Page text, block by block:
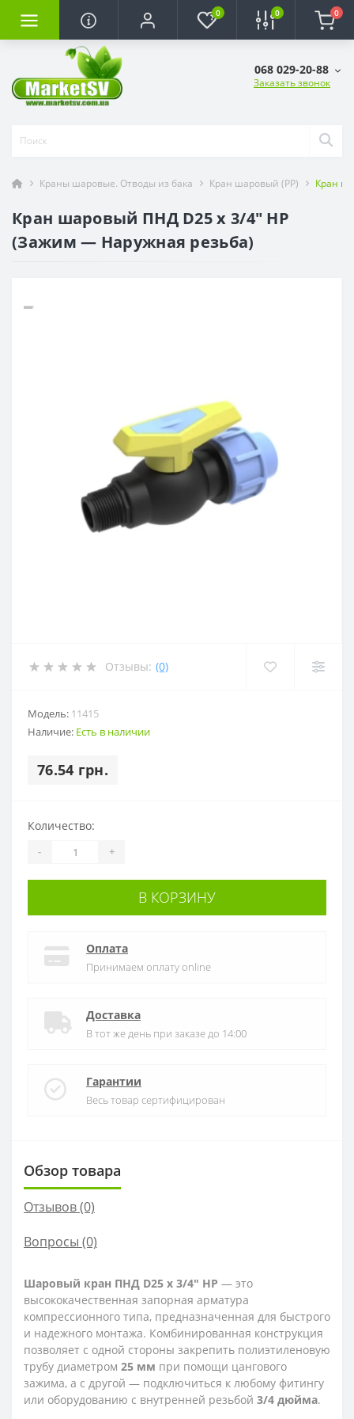
0 0 0
068 029-20-88
Заказать звонок
Краны шаровые. Отводы из бака Кран шаровый (РР) Кран
Кран шаровый ПНД D25 х 3/4" НР
(Зажим — Наружная резьба)
Отзывы: (0)
Модель: 11415
Наличие: Есть в наличии
76.54 грн.
Количество:
- +
В КОРЗИНУ
Оплата
Принимаем оплату online
Доставка
В тот же день при заказе до 14:00
Гарантии
Весь товар сертифицирован
Обзор товара
Отзывов (0)
Вопросы (0)
Шаровый кран ПНД D25 х 3/4" НР — это
высококачественная запорная арматура
компрессионного типа, предназначенная для быстрого
и надежного монтажа. Комбинированная конструкция
позволяет с одной стороны закрепить полиэтиленовую
трубу диаметром 25 мм при помощи цангового
зажима, а с другой — подключиться к любому фитингу
или оборудованию с внутренней резьбой 3/4 дюйма.